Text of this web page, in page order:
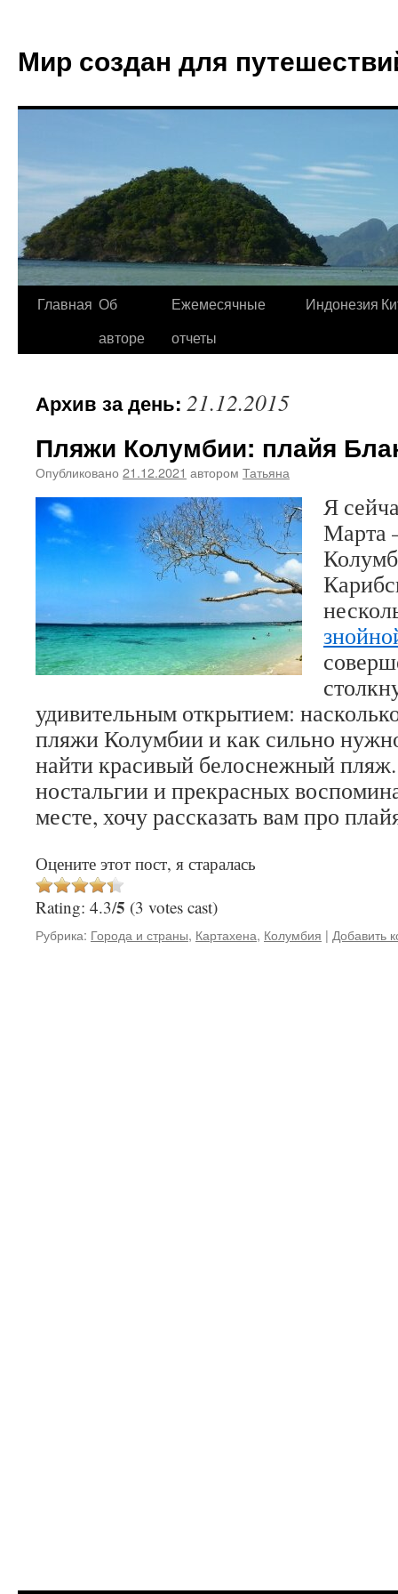
Мир создан для
Главная Об
авторе
Ежемесячные
отчеты
Индонезия
Архив за день: 21.12.2015
Пляжи Колумбии: плайя
Опубликовано 21.12.2021 автором Татьяна
Я
Марта
удивительным открытием:
пляжи Колумбии и как сильно
найти красивый белоснежный
ностальгии и прекрасных
месте, хочу рассказать вам про
Оцените этот пост, я старалась
Rating: 4.3/5 (3 votes cast)
Рубрика: Города и страны, Картахена, Колумбия | Добавить